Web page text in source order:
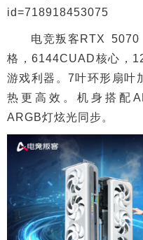
id=718918453075
电竞叛客RTX 5070
格，6144CUAD核心，
游戏利器。7叶环形扇叶
热更高效。机身搭配
ARGB灯炫光同步。